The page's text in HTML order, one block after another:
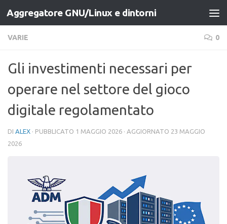
Salta al contenuto
Aggregatore GNU/Linux e dintorni
VARIE 0
Gli investimenti necessari per
operare nel settore del gioco
digitale regolamentato
DI ALEX · PUBBLICATO 1 MAGGIO 2026 · AGGIORNATO 23 MAGGIO
2026